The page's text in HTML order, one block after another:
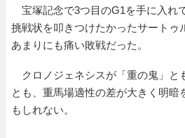
宝塚記念で3つ目のG1を手に入れ
挑戦状を叩きつけたかったサートゥ
あまりにも痛い敗戦だった。
クロノジェネシスが「重の鬼」と
とも、重馬場適性の差が大きく明暗
もしれない。